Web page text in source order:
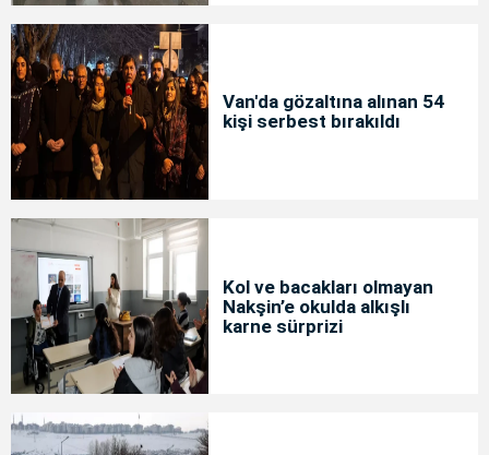
Van'da gözaltına alınan 54
kişi serbest bırakıldı
Kol ve bacakları olmayan
Nakşin’e okulda alkışlı
karne sürprizi